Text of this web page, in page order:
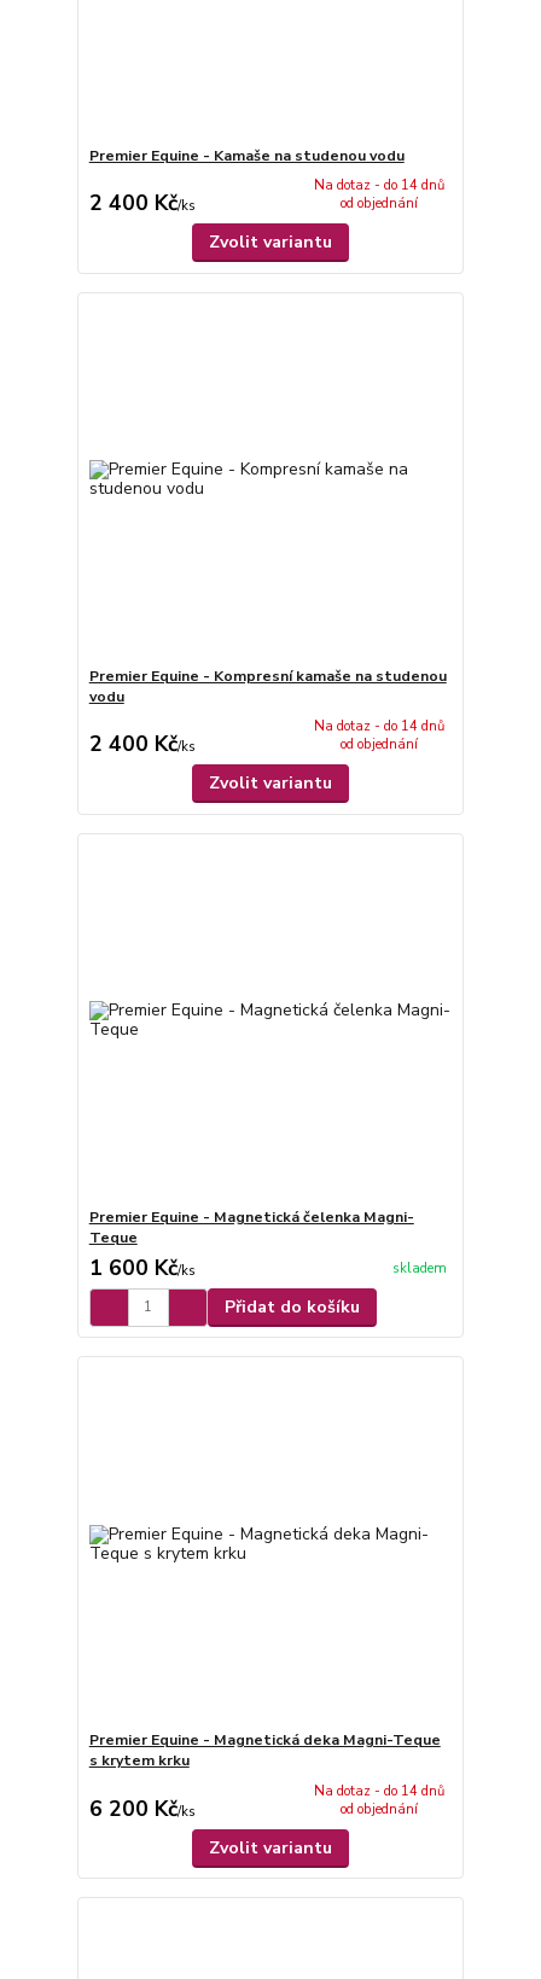
Premier Equine - Kamaše na studenou vodu
2 400 Kč/ks
Na dotaz - do 14 dnů
od objednání
Zvolit variantu
Premier Equine - Kompresní kamaše na studenou
vodu
2 400 Kč/ks
Na dotaz - do 14 dnů
od objednání
Zvolit variantu
Premier Equine - Magnetická čelenka Magni-
Teque
1 600 Kč/ks skladem
Přidat do košíku
Premier Equine - Magnetická deka Magni-Teque
s krytem krku
6 200 Kč/ks
Na dotaz - do 14 dnů
od objednání
Zvolit variantu